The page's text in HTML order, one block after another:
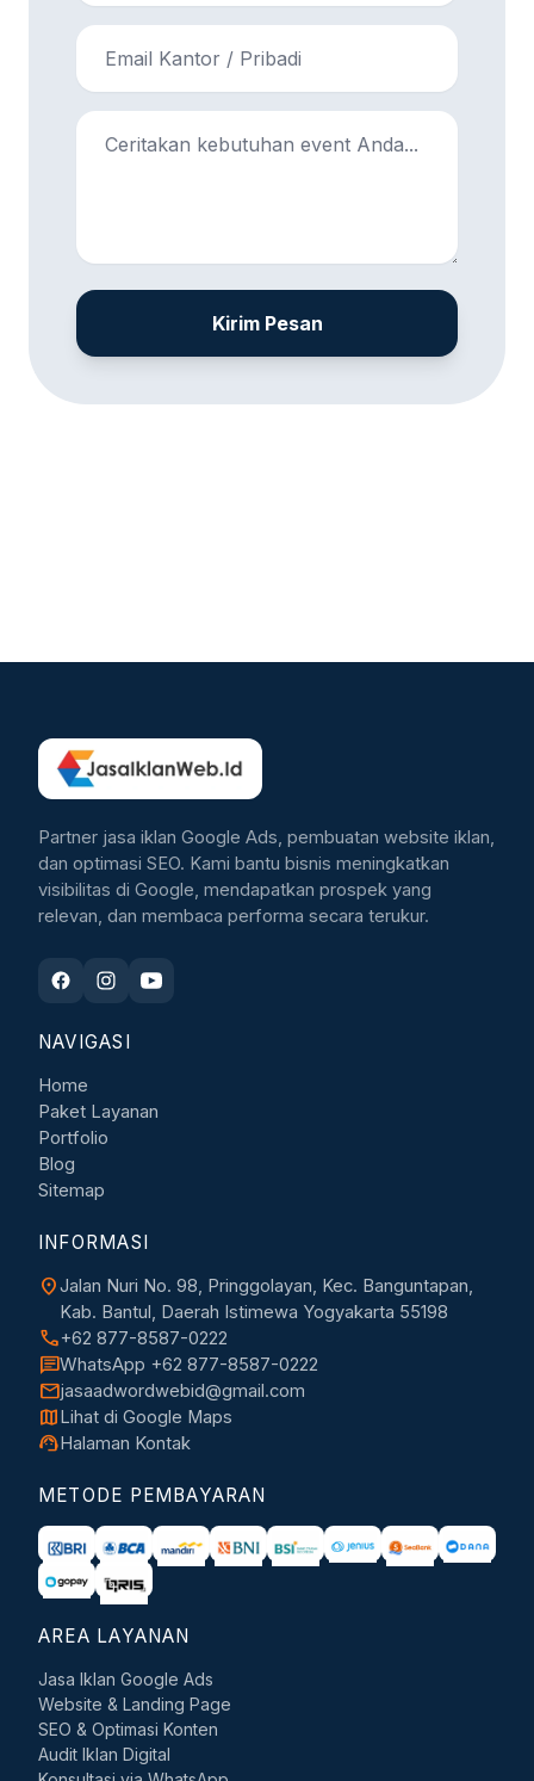
Kirim Pesan
Partner jasa iklan Google Ads, pembuatan website iklan,
dan optimasi SEO. Kami bantu bisnis meningkatkan
visibilitas di Google, mendapatkan prospek yang
relevan, dan membaca performa secara terukur.
NAVIGASI
Home
Paket Layanan
Portfolio
Blog
Sitemap
INFORMASI
location_onJalan Nuri No. 98, Pringgolayan, Kec. Banguntapan,
Kab. Bantul, Daerah Istimewa Yogyakarta 55198
call+62 877-8587-0222
chatWhatsApp +62 877-8587-0222
mailjasaadwordwebid@gmail.com
mapLihat di Google Maps
support_agentHalaman Kontak
METODE PEMBAYARAN
AREA LAYANAN
Jasa Iklan Google Ads
Website & Landing Page
SEO & Optimasi Konten
Audit Iklan Digital